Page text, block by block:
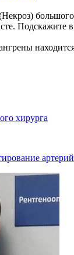
хирурга